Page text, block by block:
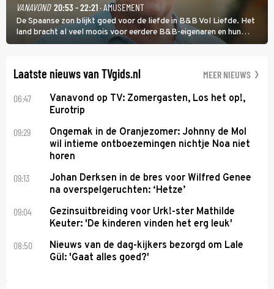
VANAVOND 20:53 - 22:21· AMUSEMENT
De Spaanse zon blijkt goed voor de liefde in B&B Vol Liefde. Het
land bracht al veel moois voor eerdere B&B-eigenaren en hun
partners. Ook Paul runt zijn gastenverblijf in Spanje. De 62-jarige
Laatste nieuws van TVgids.nl MEER NIEUWS
06:47
Vanavond op TV: Zomergasten, Los het op!,
Eurotrip
09:29
Ongemak in de Oranjezomer: Johnny de Mol
wil intieme ontboezemingen nichtje Noa niet
horen
09:13
Johan Derksen in de bres voor Wilfred Genee
na overspelgeruchten: ‘Hetze’
09:04
Gezinsuitbreiding voor Urk!-ster Mathilde
Keuter: 'De kinderen vinden het erg leuk'
08:50
Nieuws van de dag-kijkers bezorgd om Lale
Gül: 'Gaat alles goed?'